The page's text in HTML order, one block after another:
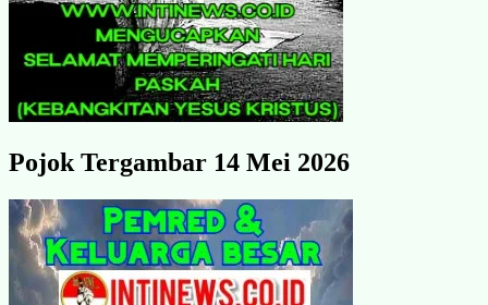
Pojok Tergambar 14 Mei 2026